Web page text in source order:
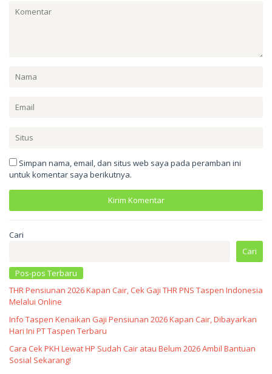
Simpan nama, email, dan situs web saya pada peramban ini
untuk komentar saya berikutnya.
Cari
Cari
Pos-pos Terbaru
THR Pensiunan 2026 Kapan Cair, Cek Gaji THR PNS Taspen Indonesia
Melalui Online
Info Taspen Kenaikan Gaji Pensiunan 2026 Kapan Cair, Dibayarkan
Hari Ini PT Taspen Terbaru
Cara Cek PKH Lewat HP Sudah Cair atau Belum 2026 Ambil Bantuan
Sosial Sekarang!